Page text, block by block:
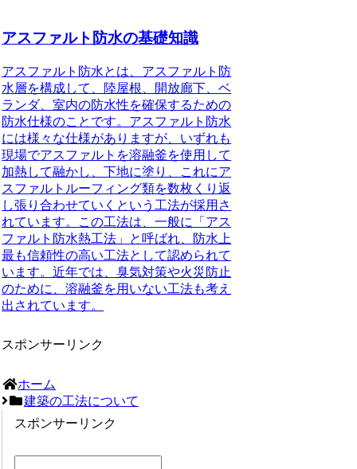
アスファルト防水の基礎知識
アスファルト防水とは、 アスファルト防
水層を構成して、陸屋根、開放廊下、ベ
ランダ、室内の防水性を確保するための
防水仕様のことです。アスファルト防水
には様々な仕様がありますが、いずれも
現場でアスファルトを溶融釜を使用して
加熱して融かし、下地に塗り、これにア
スファルトルーフィング類を数枚くり返
し張り合わせていくという工法が採用さ
れています。この工法は、一般に「アス
ファルト防水熱工法」と呼ばれ、
防水上
最も信頼性の高い工法として認められて
います。近年では、臭気対策や火災防止
のために、溶融釜を用いない工法も考え
出されています。
スポンサーリンク
ホーム
建築の工法について
スポンサーリンク